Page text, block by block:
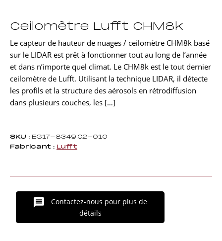
Ceilomètre Lufft CHM8k
Le capteur de hauteur de nuages / ceilomètre CHM8k basé
sur le LIDAR est prêt à fonctionner tout au long de l’année
et dans n’importe quel climat. Le CHM8k est le tout dernier
ceilomètre de Lufft. Utilisant la technique LIDAR, il détecte
les profils et la structure des aérosols en rétrodiffusion
dans plusieurs couches, les […]
SKU : EG17-8349.02-010
Fabricant : Lufft
Contactez-nous pour plus de
détails